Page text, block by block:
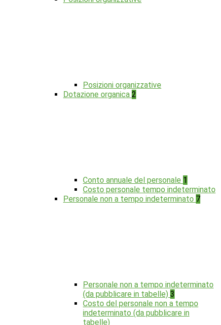
Posizioni organizzative
Dotazione organica 2
Conto annuale del personale 1
Costo personale tempo indeterminato
Personale non a tempo indeterminato 7
Personale non a tempo indeterminato
(da pubblicare in tabelle) 3
Costo del personale non a tempo
indeterminato (da pubblicare in
tabelle)